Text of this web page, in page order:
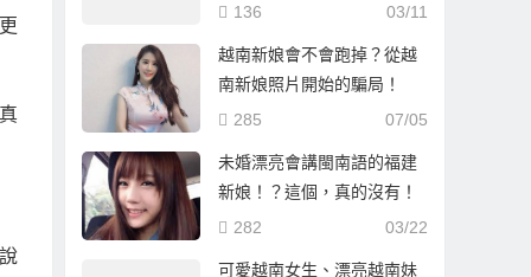
03/11
136
越南新娘會不會跑掉？從越
南新娘照片開始的騙局！
07/05
285
未婚漂亮會講閩南語的福建
新娘！？這個，真的沒有！
03/22
282
可愛越南女生、漂亮越南妹